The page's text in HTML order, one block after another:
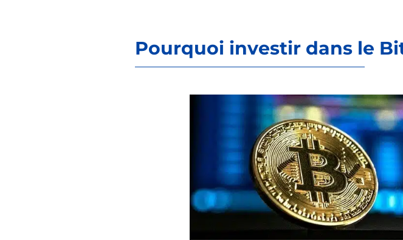
Pourquoi investir dans le